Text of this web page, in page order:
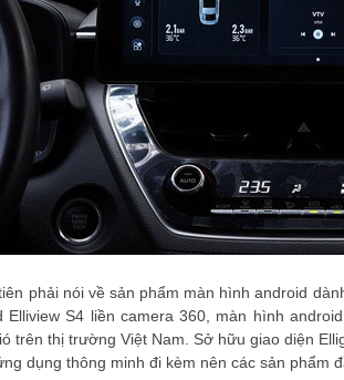
phải nói về sản phẩm màn hình android
Elliview S4 liền camera 360, màn hình
trên thị trường Việt Nam. Sở hữu giao diện
dụng thông minh đi kèm nên các sản phẩm